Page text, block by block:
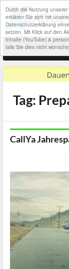
Durch die Nutzung
erklären Sie sich mit
Datenschutzerklärung
setzen. Mit Klick auf den
Inhalte (YouTube) &
falls Sie dies nicht
Tag:
CallYa